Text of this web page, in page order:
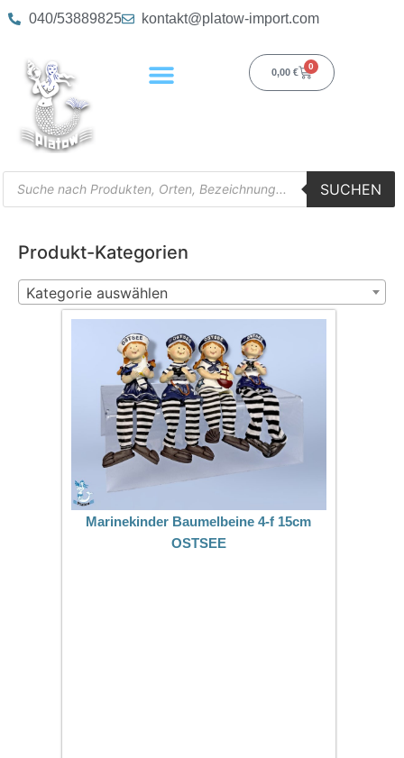
040/53889825 kontakt@platow-import.com
0,00 €
0
SUCHEN
Produkt-Kategorien
Kategorie auswählen
Marinekinder Baumelbeine 4-f 15cm
OSTSEE